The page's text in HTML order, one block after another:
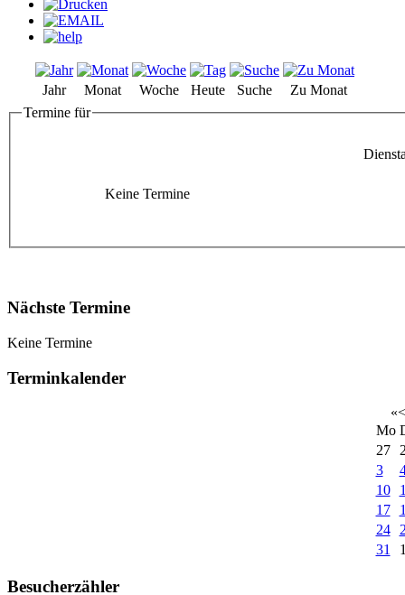
Jahr Monat Woche Heute Suche
Zu Monat
Termine für
Keine Termine
Nächste Termine
Keine Termine
Terminkalender
«<
Mo
27
3
10
17
24
31
Besucherzähler